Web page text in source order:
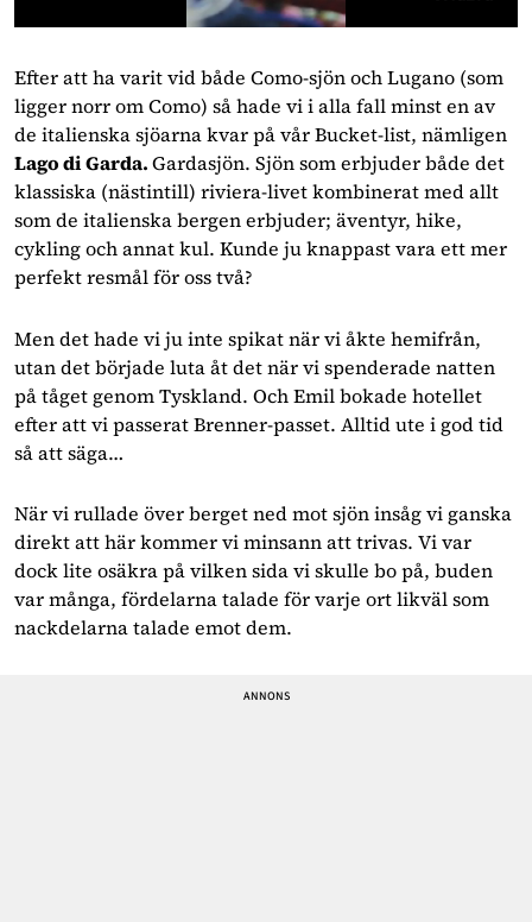
of
seconds
Efter att ha varit vid både Como-sjön och Lugano (som
ligger norr om Como) så hade vi i alla fall minst en av
Lago di Garda. Gardasjön. Sjön som erbjuder både det
klassiska (nästintill) riviera-livet kombinerat med allt
som de italienska bergen erbjuder; äventyr, hike,
cykling och annat kul. Kunde ju knappast vara ett mer
perfekt resmål för oss två?
Men det hade vi ju inte spikat när vi åkte hemifrån,
utan det började luta åt det när vi spenderade natten
på tåget genom Tyskland. Och Emil bokade hotellet
efter att vi passerat Brenner-passet. Alltid ute i god tid
så att säga…
När vi rullade över berget ned mot sjön insåg vi ganska
direkt att här kommer vi minsann att trivas. Vi var
dock lite osäkra på vilken sida vi skulle bo på, buden
var många, fördelarna talade för varje ort likväl som
nackdelarna talade emot dem.